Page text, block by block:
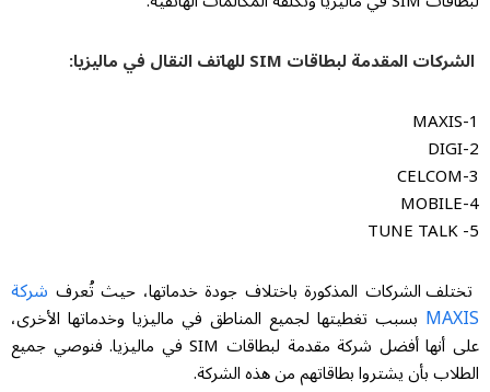
الشركات المقدمة لبطاقات SIM للهاتف النقال في ماليزيا:
1-MAXIS
2-DIGI
3-CELCOM
4-MOBILE
5- TUNE TALK
تختلف الشركات المذكورة باختلاف جودة خدماتها، حيث تُعرف شركة
MAXIS بسبب تغطيتها لجميع المناطق في ماليزيا وخدماتها الأخرى،
على أنها أفضل شركة مقدمة لبطاقات SIM في ماليزيا. فنوصي جميع
الطلاب بأن يشتروا بطاقاتهم من هذه الشركة.